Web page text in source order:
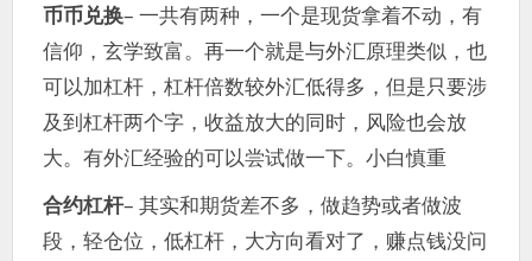
币币兑换– 一共有两种，一个是现货拿着不动，有
信仰，玄学致富。再一个就是与外汇原理类似，也
可以加杠杆，杠杆倍数较外汇低得多，但是只要涉
及到杠杆两个字，收益放大的同时，风险也会放
大。有外汇经验的可以尝试做一下。小白慎重
合约杠杆– 其实和期货差不多，做趋势或者做波
段，轻仓位，低杠杆，大方向看对了，赚点钱没问